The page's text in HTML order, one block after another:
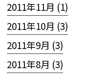
2011年11月 (1)
2011年10月 (3)
2011年9月 (3)
2011年8月 (3)